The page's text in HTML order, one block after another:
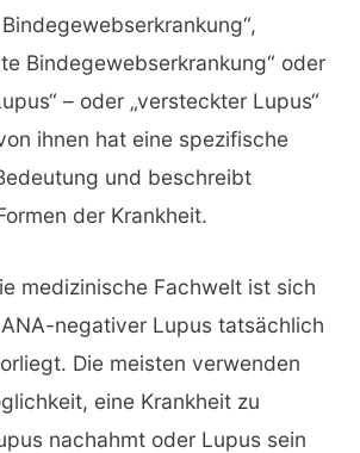
Bindegewebserkrankung“ oder
– oder „versteckter Lupus“
ihnen hat eine spezifische
und beschreibt
der Krankheit.
medizinische Fachwelt ist sich
negativer Lupus tatsächlich
Die meisten verwenden
eine Krankheit zu
nachahmt oder Lupus sein